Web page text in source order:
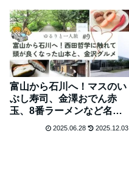
富山から石川へ！マスのい
ぶし寿司、金澤おでん赤
玉、8番ラーメンなど名物
グルメが多数！#9
2025.06.28 2025.12.03